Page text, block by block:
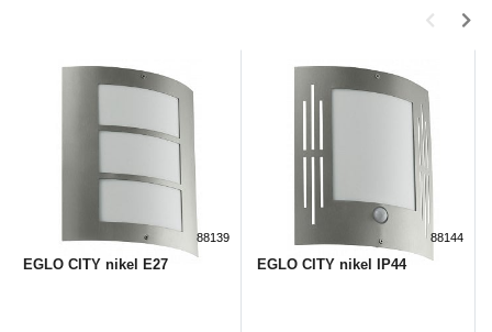
88139
EGLO CITY nikel E27
88144
EGLO CITY nikel IP44